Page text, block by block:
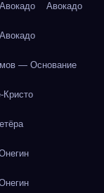
Авокадо Авокадо
Авокадо
— Основание